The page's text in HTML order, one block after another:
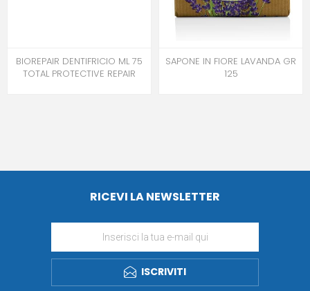
BIOREPAIR DENTIFRICIO ML 75
TOTAL PROTECTIVE REPAIR
SAPONE IN FIORE LAVANDA GR
125
RICEVI LA NEWSLETTER
ISCRIVITI